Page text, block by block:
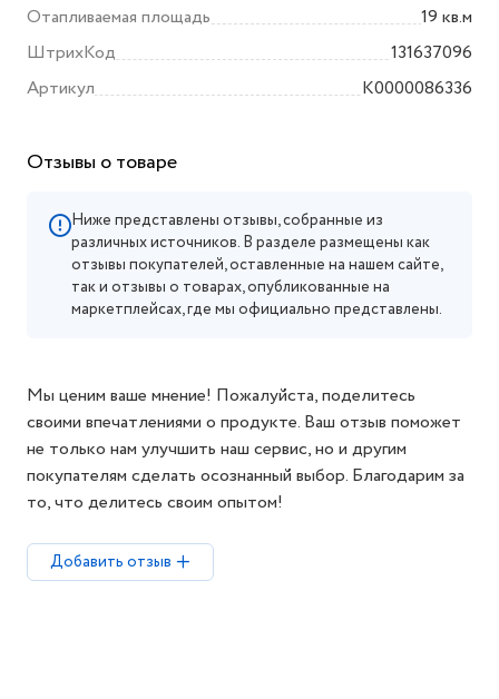
Отапливаемая площадь
19 кв.м
ШтрихКод
131637096
Артикул
K0000086336
Отзывы о товаре
Ниже представлены отзывы, собранные из
различных источников. В разделе размещены как
отзывы покупателей, оставленные на нашем сайте,
так и отзывы о товарах, опубликованные на
маркетплейсах, где мы официально представлены.
Мы ценим ваше мнение! Пожалуйста, поделитесь
своими впечатлениями о продукте. Ваш отзыв поможет
не только нам улучшить наш сервис, но и другим
покупателям сделать осознанный выбор. Благодарим за
то, что делитесь своим опытом!
Добавить отзыв